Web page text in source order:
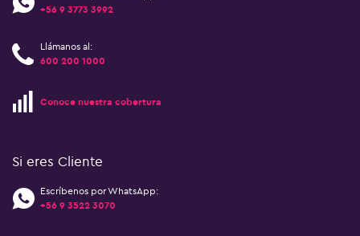
+56 9 3773 3992
Llámanos al:
600 200 1000
Conoce nuestra cobertura
Si eres Cliente
Escríbenos por WhatsApp:
+56 9 3522 3070